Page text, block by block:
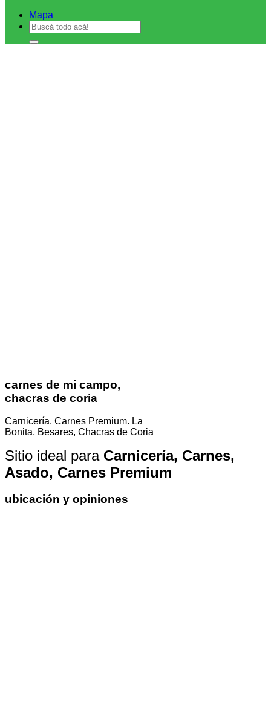
Mapa
Buscar
por:
carnes de mi campo,
chacras de coria
Carnicería. Carnes Premium. La
Bonita, Besares, Chacras de Coria
Sitio ideal para Carnicería, Carnes,
Asado, Carnes Premium
ubicación y opiniones